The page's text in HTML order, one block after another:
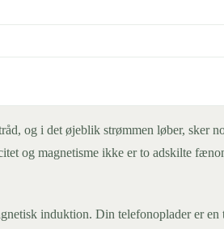
og i det øjeblik strømmen løber, sker
og magnetisme ikke er to adskilte
induktion. Din telefonoplader er en